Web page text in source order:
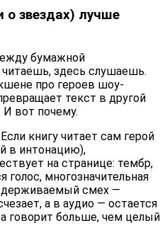
о звездах) лучше
бумажной
читаешь, здесь слушаешь.
про героев шоу-
текст в другой
вот почему.
книгу читает сам герой
в интонацию),
на странице: тембр,
многозначительная
смех —
а в аудио — остается
говорит больше, чем целый